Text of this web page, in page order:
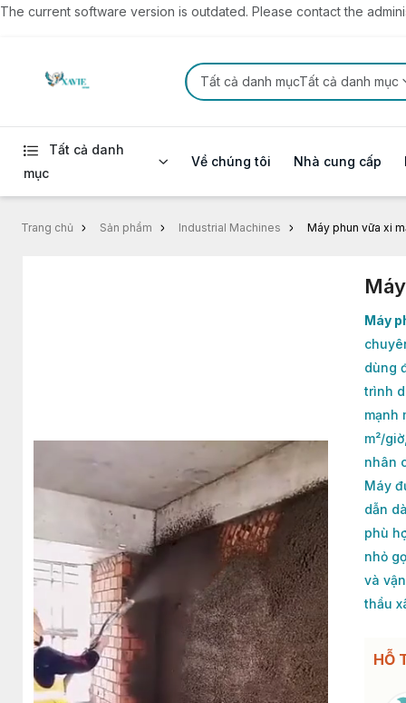
The current software version is outdated. Please contact the
Tất cả danh mụcTất cả danh mục
Tất cả danh
mục
Về chúng tôi Nhà cung cấp
Trang chủ Sản phẩm Industrial Machines Máy phun vữa xi
Máy
dùng
trình
mạnh
m²/
nhân
Máy
dẫn
phù
nhỏ
và
thầu
HỖ